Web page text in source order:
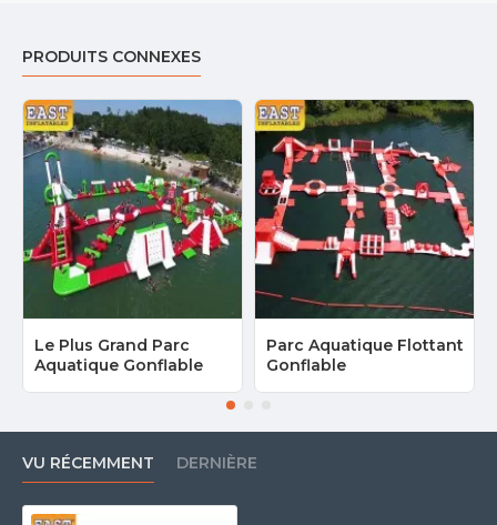
PRODUITS CONNEXES
Le Plus Grand Parc
Aquatique Gonflable
Parc Aquatique Flottant
Gonflable
VU RÉCEMMENT DERNIÈRE